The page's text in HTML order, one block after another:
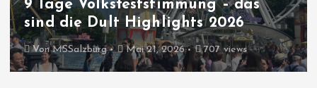
9 Tage Volksfeststimmung – das
sind die Dult Highlights 2026
VonMSSalzburg Mai 21, 2026 707 views